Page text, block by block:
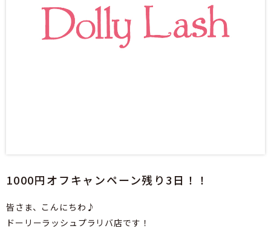
1000円オフキャンペーン残り3日！！
皆さま、こんにちわ♪
ドーリーラッシュプラリバ店です！